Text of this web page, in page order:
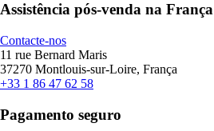
Assistência pós-venda na França
Contacte-nos
11 rue Bernard Maris
37270 Montlouis-sur-Loire, França
+33 1 86 47 62 58
Pagamento seguro